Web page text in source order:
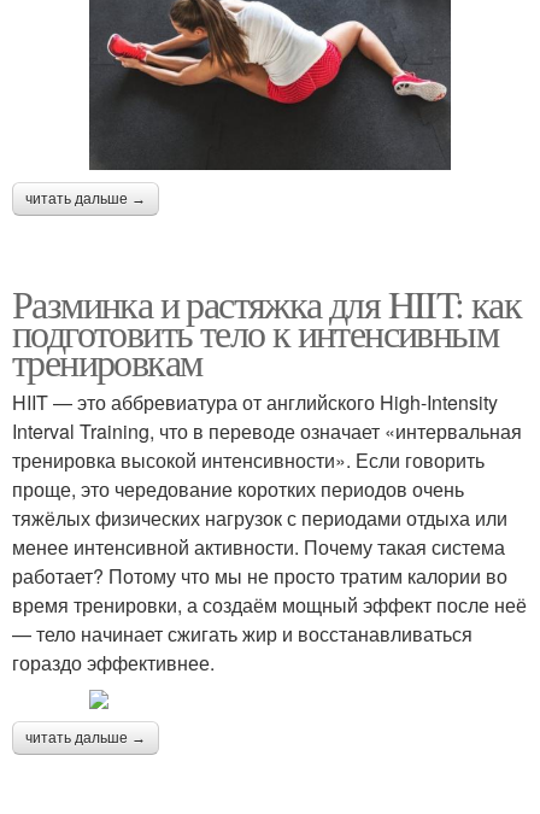
читать дальше →
Разминка и растяжка для HIIT: как
подготовить тело к интенсивным
тренировкам
HIIT — это аббревиатура от английского High-Intensity
Interval Training, что в переводе означает «интервальная
тренировка высокой интенсивности». Если говорить
проще, это чередование коротких периодов очень
тяжёлых физических нагрузок с периодами отдыха или
менее интенсивной активности. Почему такая система
работает? Потому что мы не просто тратим калории во
время тренировки, а создаём мощный эффект после неё
— тело начинает сжигать жир и восстанавливаться
гораздо эффективнее.
читать дальше →